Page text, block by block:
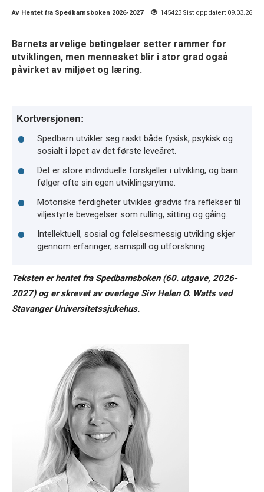
Av Hentet fra Spedbarnsboken 2026-2027 145423 Sist oppdatert 09.03.26
Barnets arvelige betingelser setter rammer for
utviklingen, men mennesket blir i stor grad også
påvirket av miljøet og læring.
Kortversjonen:
Spedbarn utvikler seg raskt både fysisk, psykisk og
sosialt i løpet av det første leveåret.
Det er store individuelle forskjeller i utvikling, og barn
følger ofte sin egen utviklingsrytme.
Motoriske ferdigheter utvikles gradvis fra reflekser til
viljestyrte bevegelser som rulling, sitting og gåing.
Intellektuell, sosial og følelsesmessig utvikling skjer
gjennom erfaringer, samspill og utforskning.
Teksten er hentet fra Spedbarnsboken (60. utgave, 2026-
2027) og er skrevet av overlege Siw Helen O. Watts ved
Stavanger Universitetssjukehus.